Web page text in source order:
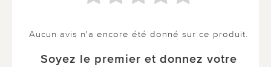
Aucun avis n'a encore été donné sur ce produit.
Soyez le premier et donnez votre